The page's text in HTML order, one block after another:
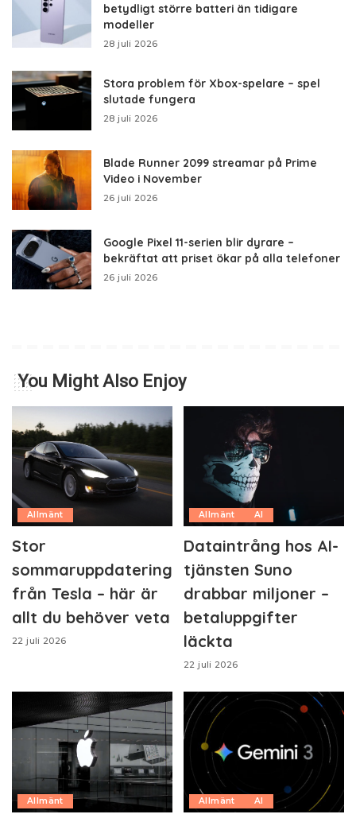
betydligt större batteri än tidigare
modeller
28 juli 2026
Stora problem för Xbox-spelare – spel
slutade fungera
28 juli 2026
Blade Runner 2099 streamar på Prime
Video i November
26 juli 2026
Google Pixel 11-serien blir dyrare –
bekräftat att priset ökar på alla telefoner
26 juli 2026
You Might Also Enjoy
Allmänt
Stor
sommaruppdatering
från Tesla – här är
allt du behöver veta
22 juli 2026
Allmänt AI
Dataintrång hos AI-
tjänsten Suno
drabbar miljoner –
betaluppgifter
läckta
22 juli 2026
Allmänt Allmänt AI